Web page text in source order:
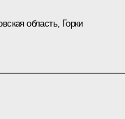
область, Горки